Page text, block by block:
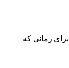
زمانی که